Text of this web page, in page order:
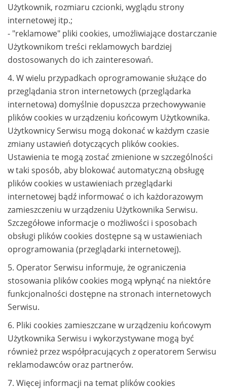
Użytkownik, rozmiaru czcionki, wyglądu strony
internetowej itp.;
- "reklamowe" pliki cookies, umożliwiające dostarczanie
Użytkownikom treści reklamowych bardziej
dostosowanych do ich zainteresowań.
4. W wielu przypadkach oprogramowanie służące do
przeglądania stron internetowych (przeglądarka
internetowa) domyślnie dopuszcza przechowywanie
plików cookies w urządzeniu końcowym Użytkownika.
Użytkownicy Serwisu mogą dokonać w każdym czasie
zmiany ustawień dotyczących plików cookies.
Ustawienia te mogą zostać zmienione w szczególności
w taki sposób, aby blokować automatyczną obsługę
plików cookies w ustawieniach przeglądarki
internetowej bądź informować o ich każdorazowym
zamieszczeniu w urządzeniu Użytkownika Serwisu.
Szczegółowe informacje o możliwości i sposobach
obsługi plików cookies dostępne są w ustawieniach
oprogramowania (przeglądarki internetowej).
5. Operator Serwisu informuje, że ograniczenia
stosowania plików cookies mogą wpłynąć na niektóre
funkcjonalności dostępne na stronach internetowych
Serwisu.
6. Pliki cookies zamieszczane w urządzeniu końcowym
Użytkownika Serwisu i wykorzystywane mogą być
również przez współpracujących z operatorem Serwisu
reklamodawców oraz partnerów.
7. Więcej informacji na temat plików cookies